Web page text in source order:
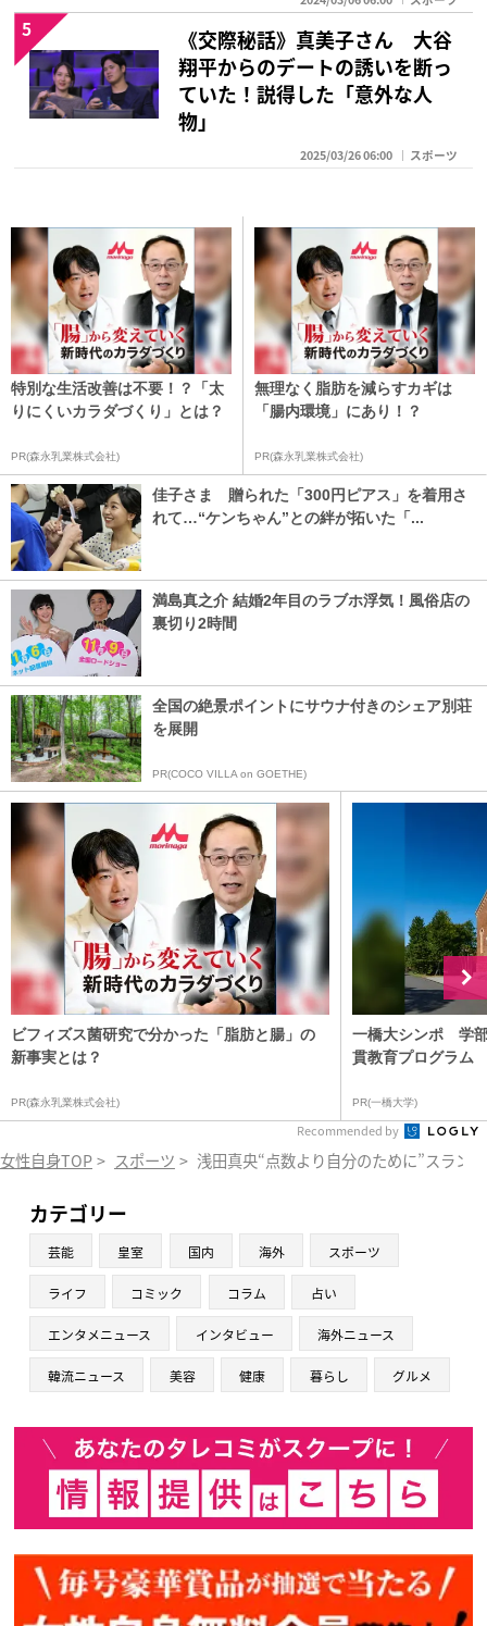
《交際秘話》真美子さん 大谷
翔平からのデートの誘いを断っ
ていた！説得した「意外な人
物」
2025/03/26 06:00 スポーツ
5
特別な生活改善は不要！？「太
りにくいカラダづくり」とは？
PR(森永乳業株式会社)
無理なく脂肪を減らすカギは
「腸内環境」にあり！？
PR(森永乳業株式会社)
佳子さま 贈られた「300円ピアス」を着用さ
れて…“ケンちゃん”との絆が拓いた「...
満島真之介 結婚2年目のラブホ浮気！風俗店の
裏切り2時間
全国の絶景ポイントにサウナ付きのシェア別荘
を展開
PR(COCO VILLA on GOETHE)
ビフィズス菌研究で分かった「脂肪と腸」の
新事実とは？
PR(森永乳業株式会社)
一橋大シンポ 学
貫教育プログラム
PR(一橋大学)
Recommended by
女性自身TOP > スポーツ > 浅田真央“点数より自分のために”スラン
カテゴリー
芸能 皇室 国内 海外 スポーツ
ライフ コミック コラム 占い
エンタメニュース インタビュー 海外ニュース
韓流ニュース 美容 健康 暮らし グルメ